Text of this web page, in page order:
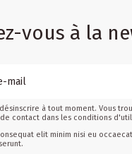
vous à la
à tout moment. Vous
contact dans les conditions
elit minim nisi eu